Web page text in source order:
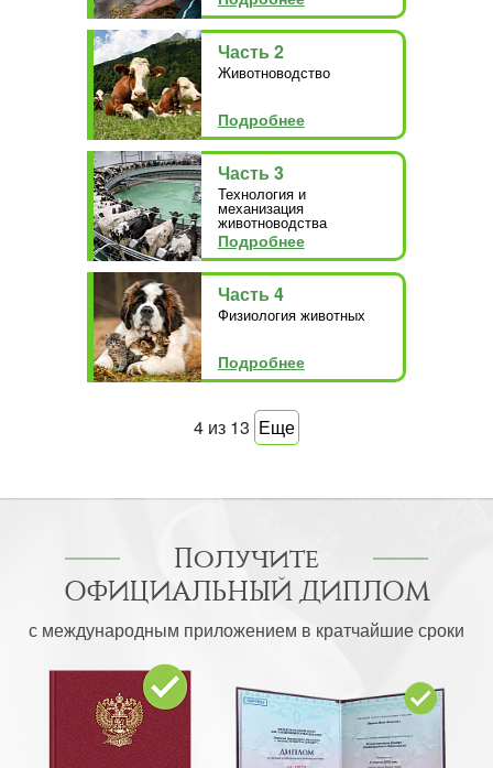
Часть 2
Животноводство
Подробнее
Часть 3
Технология и
механизация
животноводства
Подробнее
Часть 4
Физиология животных
Подробнее
4 из 13 Еще
Получите
ОФИЦИАЛЬНЫЙ ДИПЛОМ
с международным приложением в кратчайшие сроки